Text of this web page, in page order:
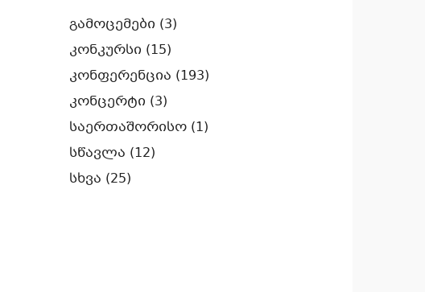
გამოცემები (3)
კონკურსი (15)
კონფერენცია (193)
კონცერტი (3)
საერთაშორისო(1)
სწავლა (12)
სხვა (25)